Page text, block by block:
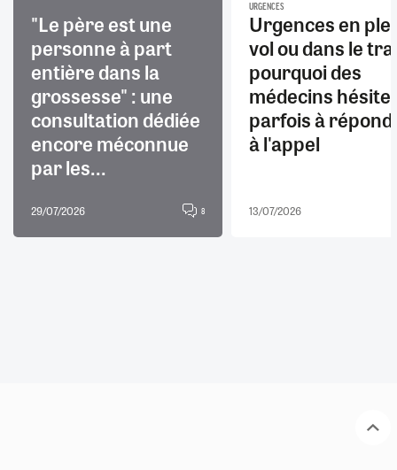
"Le père est une
personne à part
entière dans la
grossesse" : une
consultation dédiée
encore méconnue
par les...
29/07/2026 8
URGENCES
Urgences en
vol ou dans le
pourquoi des
médecins
parfois à
à l'appel
13/07/2026